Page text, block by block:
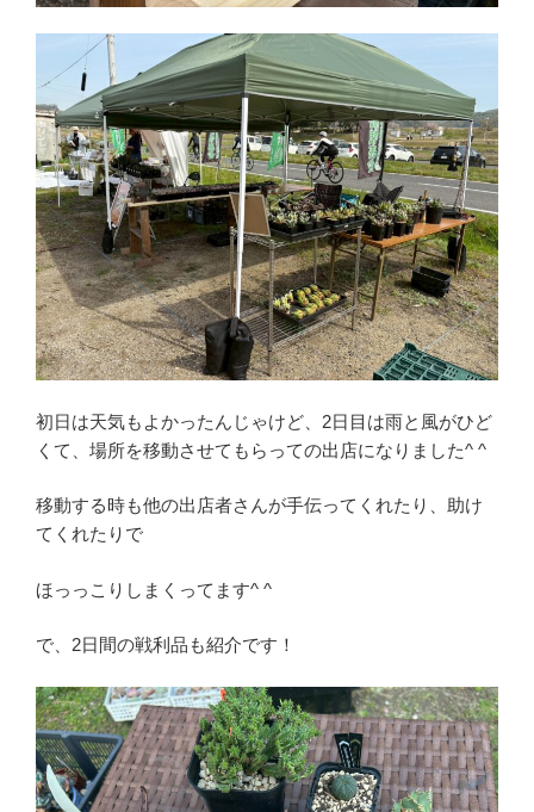
初日は天気もよかったんじゃけど、2日目は雨と風がひど
くて、場所を移動させてもらっての出店になりました^ ^
移動する時も他の出店者さんが手伝ってくれたり、助け
てくれたりで
ほっっこりしまくってます^ ^
で、2日間の戦利品も紹介です！